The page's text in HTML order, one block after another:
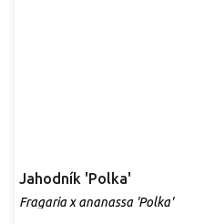
Jahodník 'Polka'
Fragaria x ananassa 'Polka'